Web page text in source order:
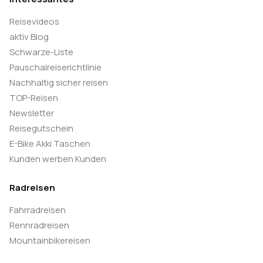
Über Jena und Gera führt unsere Strecke nach
Chemnitz. Wir fahren durch das Herz
Landschaften mit moderaten Steigungen, stillen
Wäldern und charmanten Kleinstädten. Die letzten
Kilometer nach Chemnitz führen durch das
Erzgebirgsvorland, wo sich weite Ausblicke und
kurze Anstiege abwechseln. In der Kulturhauptstadt
Europas 2025 gibt viel zu entdecken: Eine
prämierte Innenstadt sowie Denkmale der
Industriekultur zeugen von der wechselvollen
Geschichte der Stadt, die zu den industriellen
Wiegen Deutschlands zählt. Übernachtung im Raum
Reisevideos
aktiv Blog
Schwarze-Liste
Pauschalreiserichtlinie
Nachhaltig sicher reisen
TOP-Reisen
Newsletter
Reisegutschein
E-Bike Akki Taschen
Kunden werben Kunden
Radreisen
Fahrradreisen
Rennradreisen
Mountainbikereisen